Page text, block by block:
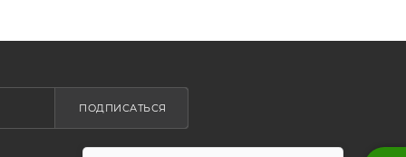
ПОДПИСАТЬСЯ